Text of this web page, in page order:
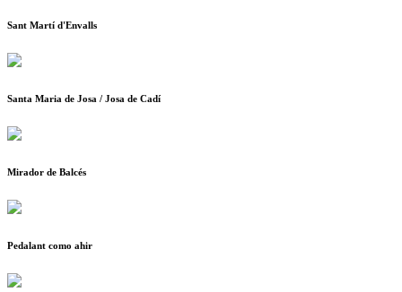
Sant Martí d'Envalls
Santa Maria de Josa / Josa de Cadí
Mirador de Balcés
Pedalant como ahir